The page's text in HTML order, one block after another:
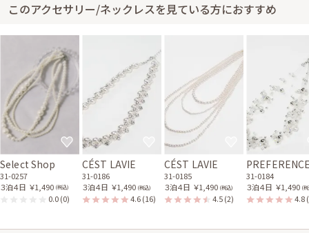
このアクセサリー/ネックレスを見ている方におすすめ
Select Shop
31-0257
３泊４日 ￥1,490 (税込)
0.0(0)
CÉST LAVIE
31-0186
３泊４日 ￥1,490 (税込)
4.6(16)
CÉST LAVIE
31-0185
３泊４日 ￥1,490 (税込)
4.5(2)
31-0184
３泊４日 ￥1,490 (
4.8